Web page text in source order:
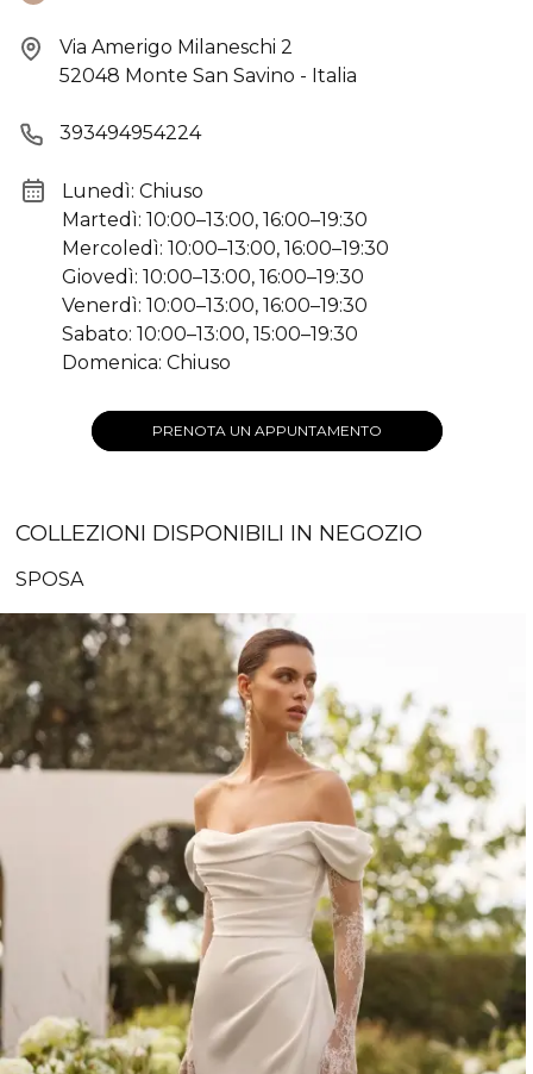
Via Amerigo Milaneschi 2
52048 Monte San Savino - Italia
393494954224
Lunedì: Chiuso
Martedì: 10:00–13:00, 16:00–19:30
Mercoledì: 10:00–13:00, 16:00–19:30
Giovedì: 10:00–13:00, 16:00–19:30
Venerdì: 10:00–13:00, 16:00–19:30
Sabato: 10:00–13:00, 15:00–19:30
Domenica: Chiuso
PRENOTA UN APPUNTAMENTO
COLLEZIONI DISPONIBILI IN NEGOZIO
SPOSA